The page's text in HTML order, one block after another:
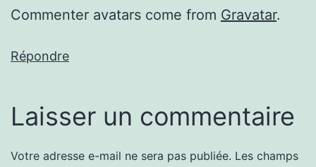
Commenter avatars come from Gravatar.
Répondre
Laisser un commentaire
Votre adresse e-mail ne sera pas publiée. Les champs